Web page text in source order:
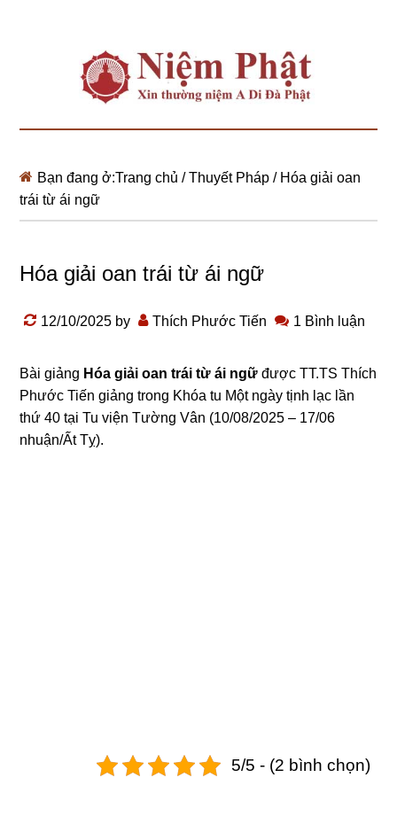
Bạn đang ở:Trang chủ / Thuyết Pháp /Hóa giải oan
trái từ ái ngữ
Hóa giải oan trái từ ái ngữ
12/10/2025 by Thích Phước Tiến 1 Bình luận
Bài giảng Hóa giải oan trái từ ái ngữ được TT.TS Thích
Phước Tiến giảng trong Khóa tu Một ngày tịnh lạc lần
thứ 40 tại Tu viện Tường Vân (10/08/2025 – 17/06
nhuận/Ất Tỵ).
5/5 - (2 bình chọn)